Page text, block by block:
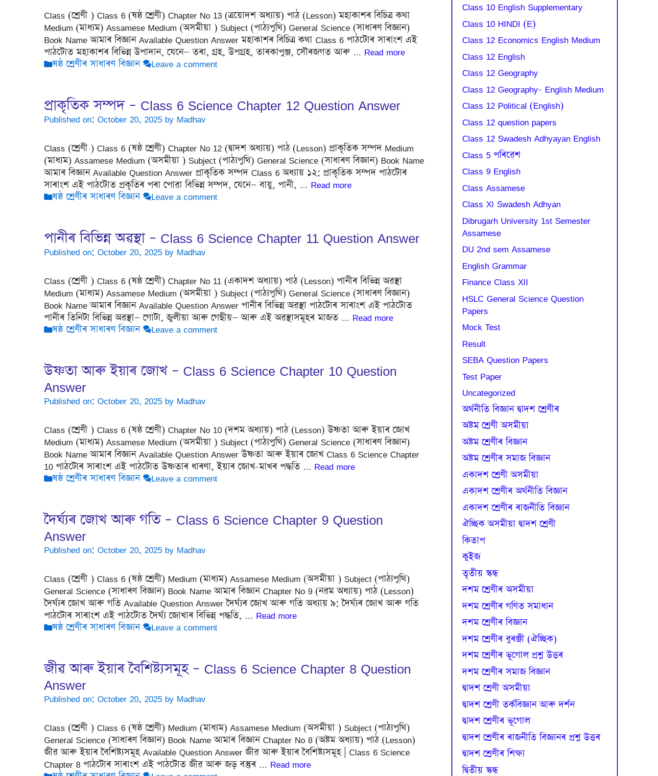
Class (শ্ৰেণী ) Class 6 (ষষ্ঠ শ্ৰেণী) Chapter No 13 (ত্ৰয়োদশ অধ্যায়) পাঠ (Lesson) মহাকাশৰ বিচিত্ৰ কথা
Medium (মাধ্যম) Assamese Medium (অসমীয়া ) Subject (পাঠ্যপুথি) General Science (সাধাৰণ বিজ্ঞান)
Book Name আমাৰ বিজ্ঞান Available Question Answer মহাকাশৰ বিচিত্ৰ কথা Class 6 পাঠটোৰ সাৰাংশ এই
পাঠটোত মহাকাশৰ বিভিন্ন উপাদান, যেনে— তৰা, গ্ৰহ, উপগ্ৰহ, তাৰকাপুঞ্জ, সৌৰজগত আৰু … Read more
Categories
ষষ্ঠ শ্ৰেণীৰ সাধাৰণ বিজ্ঞান Leave a comment
প্ৰাকৃতিক সম্পদ – Class 6 Science Chapter 12 Question Answer
Published on: October 20, 2025 by Madhav
Class (শ্ৰেণী ) Class 6 (ষষ্ঠ শ্ৰেণী) Chapter No 12 (দ্বাদশ অধ্যায়) পাঠ (Lesson) প্ৰাকৃতিক সম্পদ Medium
(মাধ্যম) Assamese Medium (অসমীয়া ) Subject (পাঠ্যপুথি) General Science (সাধাৰণ বিজ্ঞান) Book Name
আমাৰ বিজ্ঞান Available Question Answer প্ৰাকৃতিক সম্পদ Class 6 অধ্যায় ১২: প্ৰাকৃতিক সম্পদ পাঠটোৰ
সাৰাংশ এই পাঠটোত প্ৰকৃতিৰ পৰা পোৱা বিভিন্ন সম্পদ, যেনে— বায়ু, পানী, … Read more
Categories
ষষ্ঠ শ্ৰেণীৰ সাধাৰণ বিজ্ঞান Leave a comment
পানীৰ বিভিন্ন অৱস্থা – Class 6 Science Chapter 11 Question Answer
Published on: October 20, 2025 by Madhav
Class (শ্ৰেণী ) Class 6 (ষষ্ঠ শ্ৰেণী) Chapter No 11 (একাদশ অধ্যায়) পাঠ (Lesson) পানীৰ বিভিন্ন অৱস্থা
Medium (মাধ্যম) Assamese Medium (অসমীয়া ) Subject (পাঠ্যপুথি) General Science (সাধাৰণ বিজ্ঞান)
Book Name আমাৰ বিজ্ঞান Available Question Answer পানীৰ বিভিন্ন অৱস্থা পাঠটোৰ সাৰাংশ এই পাঠটোত
পানীৰ তিনিটা বিভিন্ন অৱস্থা— গোটা, জুলীয়া আৰু গেছীয়— আৰু এই অৱস্থাসমূহৰ মাজত … Read more
Categories
ষষ্ঠ শ্ৰেণীৰ সাধাৰণ বিজ্ঞান Leave a comment
উষ্ণতা আৰু ইয়াৰ জোখ – Class 6 Science Chapter 10 Question
Answer
Published on: October 20, 2025 by Madhav
Class (শ্ৰেণী ) Class 6 (ষষ্ঠ শ্ৰেণী) Chapter No 10 (দশম অধ্যায়) পাঠ (Lesson) উষ্ণতা আৰু ইয়াৰ জোখ
Medium (মাধ্যম) Assamese Medium (অসমীয়া ) Subject (পাঠ্যপুথি) General Science (সাধাৰণ বিজ্ঞান)
Book Name আমাৰ বিজ্ঞান Available Question Answer উষ্ণতা আৰু ইয়াৰ জোখ Class 6 Science Chapter
10 পাঠটোৰ সাৰাংশ এই পাঠটোত উষ্ণতাৰ ধাৰণা, ইয়াৰ জোখ-মাখৰ পদ্ধতি … Read more
Categories
ষষ্ঠ শ্ৰেণীৰ সাধাৰণ বিজ্ঞান Leave a comment
দৈৰ্ঘ্যৰ জোখ আৰু গতি – Class 6 Science Chapter 9 Question
Answer
Published on: October 20, 2025 by Madhav
Class (শ্ৰেণী ) Class 6 (ষষ্ঠ শ্ৰেণী) Medium (মাধ্যম) Assamese Medium (অসমীয়া ) Subject (পাঠ্যপুথি)
General Science (সাধাৰণ বিজ্ঞান) Book Name আমাৰ বিজ্ঞান Chapter No 9 (নৱম অধ্যায়) পাঠ (Lesson)
দৈৰ্ঘ্যৰ জোখ আৰু গতি Available Question Answer দৈৰ্ঘ্যৰ জোখ আৰু গতি অধ্যায় ৯: দৈৰ্ঘ্যৰ জোখ আৰু গতি
পাঠটোৰ সাৰাংশ এই পাঠটোত দৈৰ্ঘ্য জোখাৰ বিভিন্ন পদ্ধতি, … Read more
Categories
ষষ্ঠ শ্ৰেণীৰ সাধাৰণ বিজ্ঞান Leave a comment
জীৱ আৰু ইয়াৰ বৈশিষ্ট্যসমূহ – Class 6 Science Chapter 8 Question
Answer
Published on: October 20, 2025 by Madhav
Class (শ্ৰেণী ) Class 6 (ষষ্ঠ শ্ৰেণী) Medium (মাধ্যম) Assamese Medium (অসমীয়া ) Subject (পাঠ্যপুথি)
General Science (সাধাৰণ বিজ্ঞান) Book Name আমাৰ বিজ্ঞান Chapter No 8 (অষ্টম অধ্যায়) পাঠ (Lesson)
জীৱ আৰু ইয়াৰ বৈশিষ্ট্যসমূহ Available Question Answer জীৱ আৰু ইয়াৰ বৈশিষ্ট্যসমূহ | Class 6 Science
Chapter 8 পাঠটোৰ সাৰাংশ এই পাঠটোত জীৱ আৰু জড় বস্তুৰ … Read more
Class 10 English Supplementary
Class 10 HINDI (E)
Class 12 Economics English Medium
Class 12 English
Class 12 Geography
Class 12 Geography- English Medium
Class 12 Political (English)
Class 12 question papers
Class 12 Swadesh Adhyayan English
Class 5 পৰিৱেশ
Class 9 English
Class Assamese
Class XI Swadesh Adhyan
Dibrugarh University 1st Semester
Assamese
DU 2nd sem Assamese
English Grammar
Finance Class XII
HSLC General Science Question
Papers
Mock Test
Result
SEBA Question Papers
Test Paper
Uncategorized
অৰ্থনীতি বিজ্ঞান দ্বাদশ শ্ৰেণীৰ
অষ্টম শ্ৰেণী অসমীয়া
অষ্টম শ্ৰেণীৰ বিজ্ঞান
অষ্টম শ্ৰেণীৰ সমাজ বিজ্ঞান
একাদশ শ্ৰেণী অসমীয়া
একাদশ শ্ৰেণীৰ অৰ্থনীতি বিজ্ঞান
একাদশ শ্ৰেণীৰ ৰাজনীতি বিজ্ঞান
ঐচ্ছিক অসমীয়া দ্বাদশ শ্ৰেণী
কিতাপ
কুইজ
তৃতীয় স্কন্ধ
দশম শ্ৰেণীৰ অসমীয়া
দশম শ্ৰেণীৰ গণিত সমাধান
দশম শ্ৰেণীৰ বিজ্ঞান
দশম শ্ৰেণীৰ বুৰঞ্জী (ঐচ্ছিক)
দশম শ্ৰেণীৰ ভূগোল প্ৰশ্ন উত্তৰ
দশম শ্ৰেণীৰ সমাজ বিজ্ঞান
দ্বাদশ শ্ৰেণী অসমীয়া
দ্বাদশ শ্ৰেণী তৰ্কবিজ্ঞান আৰু দৰ্শন
দ্বাদশ শ্ৰেণীৰ ভূগোল
দ্বাদশ শ্ৰেণীৰ ৰাজনীতি বিজ্ঞানৰ প্ৰশ্ন উত্তৰ
দ্বাদশ শ্ৰেণীৰ শিক্ষা
দ্বিতীয় স্কন্ধ